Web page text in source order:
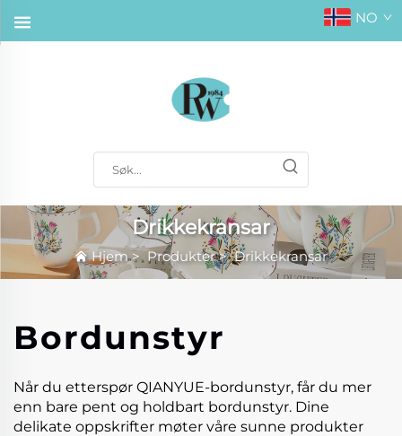
NO
Drikkekransar
Hjem> Produkter>Drikkekransar
Bordunstyr
Når du etterspør QIANYUE-bordunstyr, får du mer
enn bare pent og holdbart bordunstyr. Dine
delikate oppskrifter møter våre sunne produkter